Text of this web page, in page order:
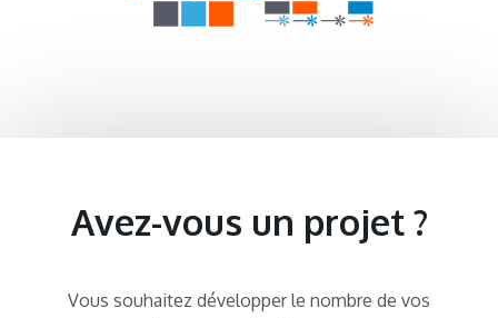
Avez-vous un projet ?
Vous souhaitez développer le nombre de vos